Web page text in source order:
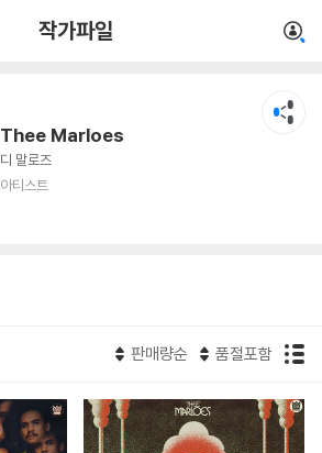
작가파일
Thee Marloes
디 말로즈
아티스트
판매량순 품절포함